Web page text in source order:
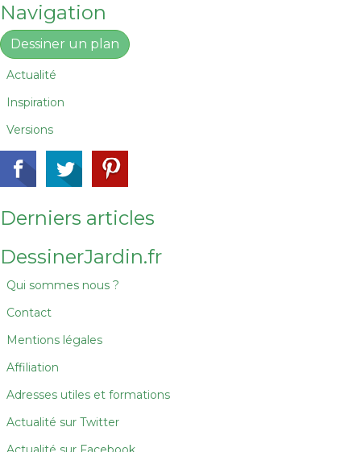
Navigation
Dessiner un plan
Actualité
Inspiration
Versions
Derniers articles
DessinerJardin.fr
Qui sommes nous ?
Contact
Mentions légales
Affiliation
Adresses utiles et formations
Actualité sur Twitter